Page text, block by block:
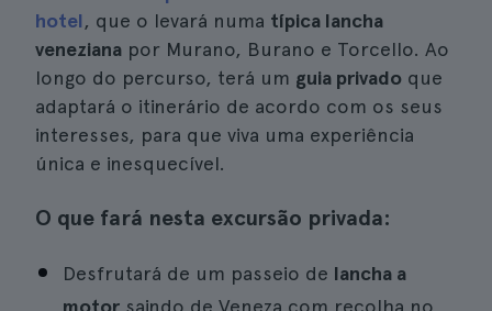
hotel, que o levará numa típica lancha
veneziana por Murano, Burano e Torcello. Ao
longo do percurso, terá um guia privado que
adaptará o itinerário de acordo com os seus
interesses, para que viva uma experiência
única e inesquecível.
O que fará nesta excursão privada:
Desfrutará de um passeio de lancha a
motor saindo de Veneza com recolha no